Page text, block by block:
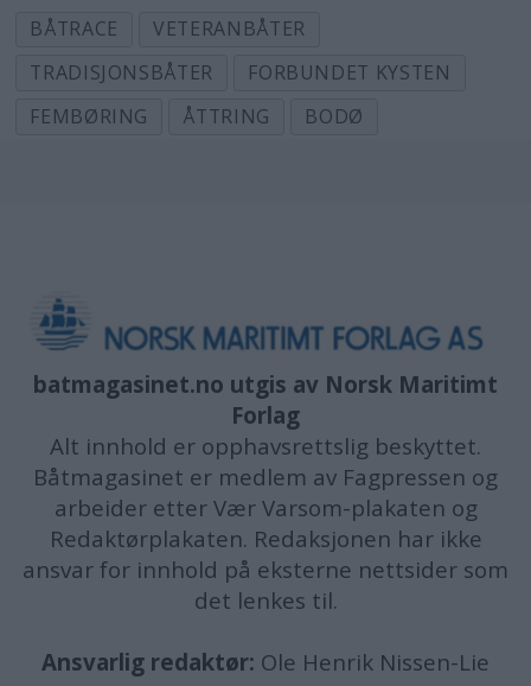
BÅTRACE
VETERANBÅTER
TRADISJONSBÅTER
FORBUNDET KYSTEN
FEMBØRING
ÅTTRING BODØ
batmagasinet.no utgis av Norsk Maritimt
Forlag
Alt innhold er opphavsrettslig beskyttet.
Båtmagasinet er medlem av Fagpressen og
arbeider etter Vær Varsom-plakaten og
Redaktørplakaten. Redaksjonen har ikke
ansvar for innhold på eksterne nettsider som
det lenkes til.
Ansvarlig redaktør: Ole Henrik Nissen-Lie